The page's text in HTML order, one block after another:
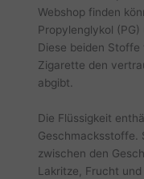
Webshop finden
Propylenglykol (PG)
Diese beiden Stoffe
Zigarette den
abgibt.
Die Flüssigkeit
Geschmacksstoffe.
zwischen den
Lakritze, Frucht